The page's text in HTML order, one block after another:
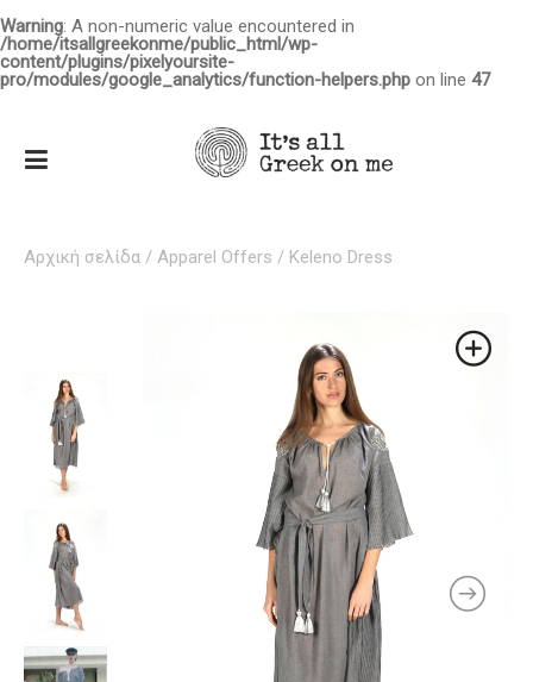
Warning: A non-numeric value encountered in
/home/itsallgreekonme/public_html/wp-
content/plugins/pixelyoursite-
pro/modules/google_analytics/function-helpers.php on line 47
Αρχική σελίδα / Apparel Offers / Keleno Dress